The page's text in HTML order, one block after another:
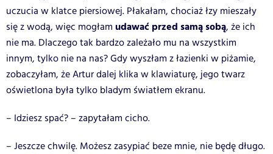
uczucia w klatce piersiowej. Płakałam, chociaż łzy mieszały
się z wodą, więc mogłam udawać przed samą sobą, że ich
nie ma. Dlaczego tak bardzo zależało mu na wszystkim
innym, tylko nie na nas? Gdy wyszłam z łazienki w piżamie,
zobaczyłam, że Artur dalej klika w klawiaturę, jego twarz
oświetlona była tylko bladym światłem ekranu.
– Idziesz spać? – zapytałam cicho.
– Jeszcze chwilę. Możesz zasypiać beze mnie, nie będę długo.